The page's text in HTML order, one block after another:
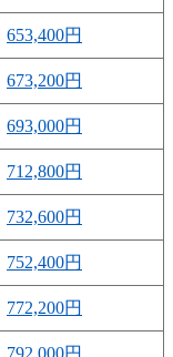
653,400円
673,200円
693,000円
712,800円
732,600円
752,400円
772,200円
792,000円